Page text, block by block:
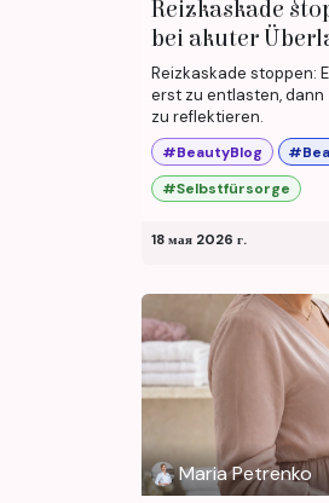
Reizkaskade
bei akuter
Reizkaskade stoppen:
erst zu entlasten,
zu reflektieren.
#BeautyBlog
#Selbstfürsorge
18 мая 2026 г.
Maria Petrenko